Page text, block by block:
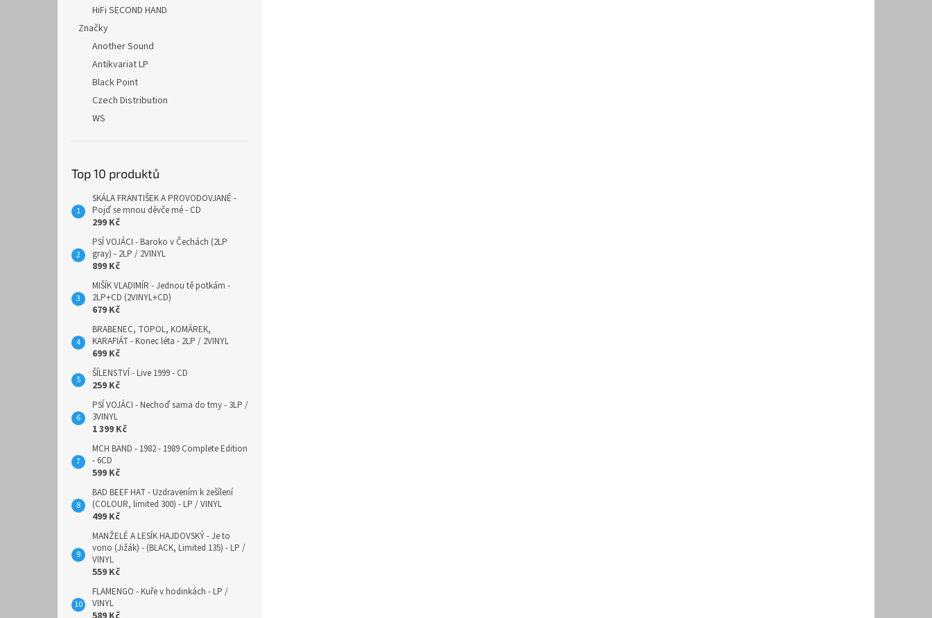
HiFi SECOND HAND
Značky
Another Sound
Antikvariat LP
Black Point
Czech Distribution
WS
Top 10 produktů
SKÁLA FRANTIŠEK A PROVODOVJANÉ -
Pojď se mnou děvče mé - CD
299 Kč
PSÍ VOJÁCI - Baroko v Čechách (2LP
gray) - 2LP / 2VINYL
899 Kč
MIŠÍK VLADIMÍR - Jednou tě potkám -
2LP+CD (2VINYL+CD)
679 Kč
BRABENEC, TOPOL, KOMÁREK,
KARAFIÁT - Konec léta - 2LP / 2VINYL
699 Kč
ŠÍLENSTVÍ - Live 1999 - CD
259 Kč
PSÍ VOJÁCI - Nechoď sama do tmy - 3LP /
3VINYL
1 399 Kč
MCH BAND - 1982 - 1989 Complete Edition
- 6CD
599 Kč
BAD BEEF HAT - Uzdravením k zešílení
(COLOUR, limited 300) - LP / VINYL
499 Kč
MANŽELÉ A LESÍK HAJDOVSKÝ - Je to
vono (Jižák) - (BLACK, Limited 135) - LP /
VINYL
559 Kč
FLAMENGO - Kuře v hodinkách - LP /
VINYL